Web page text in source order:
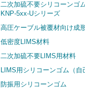
二次加硫不要シリコーンゴ
KNP-5xx-Uシリーズ
高圧ケーブル被覆材向け成
低密度LIMS材料
二次加硫不要LIMS用材料
LIMS用シリコーンゴム（自
防振用シリコーンゴム